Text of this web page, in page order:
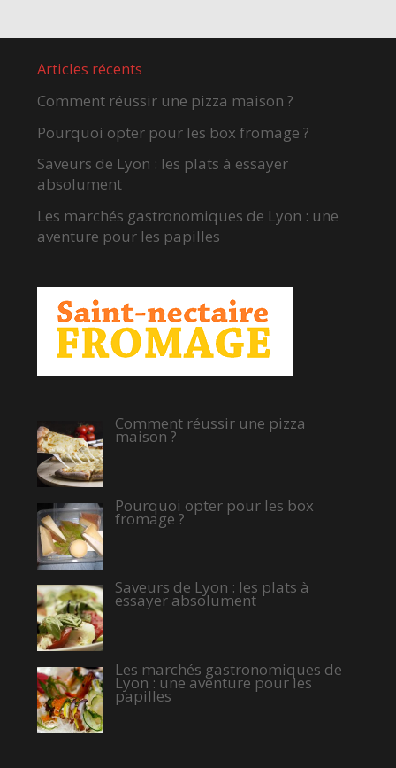
Articles récents
Comment réussir une pizza maison ?
Pourquoi opter pour les box fromage ?
Saveurs de Lyon : les plats à essayer
absolument
Les marchés gastronomiques de Lyon : une
aventure pour les papilles
Comment réussir une pizza
maison ?
Pourquoi opter pour les box
fromage ?
Saveurs de Lyon : les plats à
essayer absolument
Les marchés gastronomiques de
Lyon : une aventure pour les
papilles